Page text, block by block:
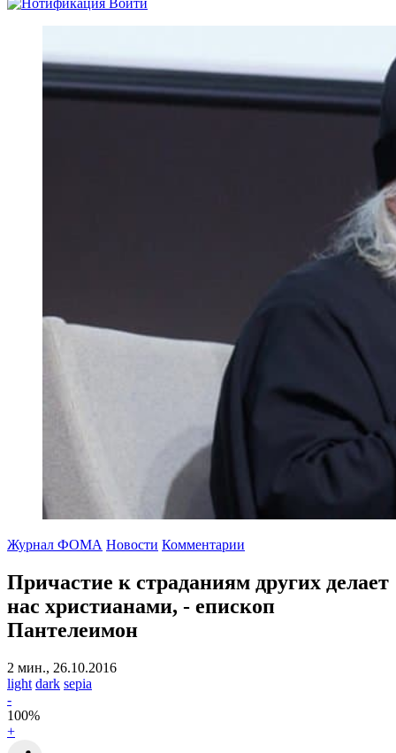
Войти
Журнал ФОМА Новости Комментарии
Причастие к страданиям других делает
нас христианами, - епископ
Пантелеимон
2 мин., 26.10.2016
light dark sepia
-
100%
+